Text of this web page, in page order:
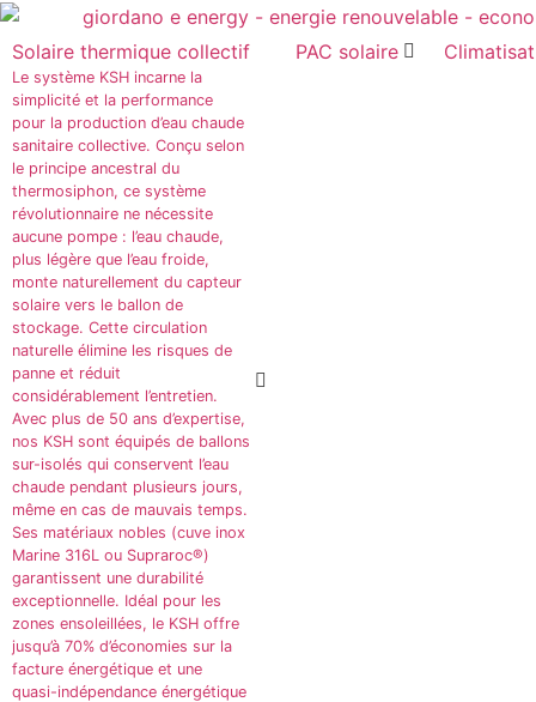
Solaire thermique collectif
Le système KSH incarne la
simplicité et la performance
pour la production d’eau chaude
sanitaire collective. Conçu selon
le principe ancestral du
thermosiphon, ce système
révolutionnaire ne nécessite
aucune pompe : l’eau chaude,
plus légère que l’eau froide,
monte naturellement du capteur
solaire vers le ballon de
stockage. Cette circulation
naturelle élimine les risques de
panne et réduit
considérablement l’entretien.
Avec plus de 50 ans d’expertise,
nos KSH sont équipés de ballons
sur-isolés qui conservent l’eau
chaude pendant plusieurs jours,
même en cas de mauvais temps.
Ses matériaux nobles (cuve inox
Marine 316L ou Supraroc®)
garantissent une durabilité
exceptionnelle. Idéal pour les
zones ensoleillées, le KSH offre
jusqu’à 70% d’économies sur la
facture énergétique et une
quasi-indépendance énergétique
PAC solaire